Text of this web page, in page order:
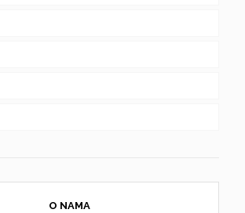
O NAMA